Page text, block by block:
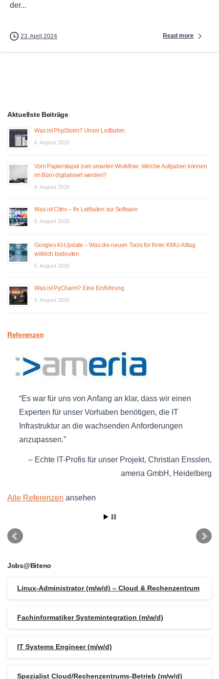
der...
23. April 2024 Read more
Aktuellste Beiträge
Was ist PhpStorm? Unser Leitfaden.
6. August 2026
Vom Papierstapel zum smarten Workflow: Welche Aufgaben können
im Büro digitalisiert werden?
6. August 2026
Was ist Citrix – Ihr Leitfaden zur Software
6. August 2026
Googles KI-Update – Was die neuen Tools für Ihren KMU-Alltag
wirklich bedeuten
5. August 2026
Was ist PyCharm? Eine Einführung.
5. August 2026
Referenzen
Es war für uns von Anfang an klar, dass wir einen
Experten für unser Vorhaben benötigen, die IT
Infrastruktur an die wachsenden Anforderungen
anzupassen.
Echte IT-Profis für unser Projekt Christian Ensslen
ameria GmbH
Heidelberg
Alle Referenzen ansehen
Jobs@Biteno
Linux-Administrator (m/w/d) – Cloud & Rechenzentrum
Fachinformatiker Systemintegration (m/w/d)
IT Systems Engineer (m/w/d)
Spezialist Cloud/Rechenzentrums-Betrieb (m/w/d)